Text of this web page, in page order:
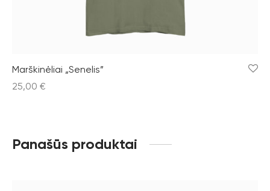
Marškinėliai „Senelis”
25,00 €
Panašūs produktai